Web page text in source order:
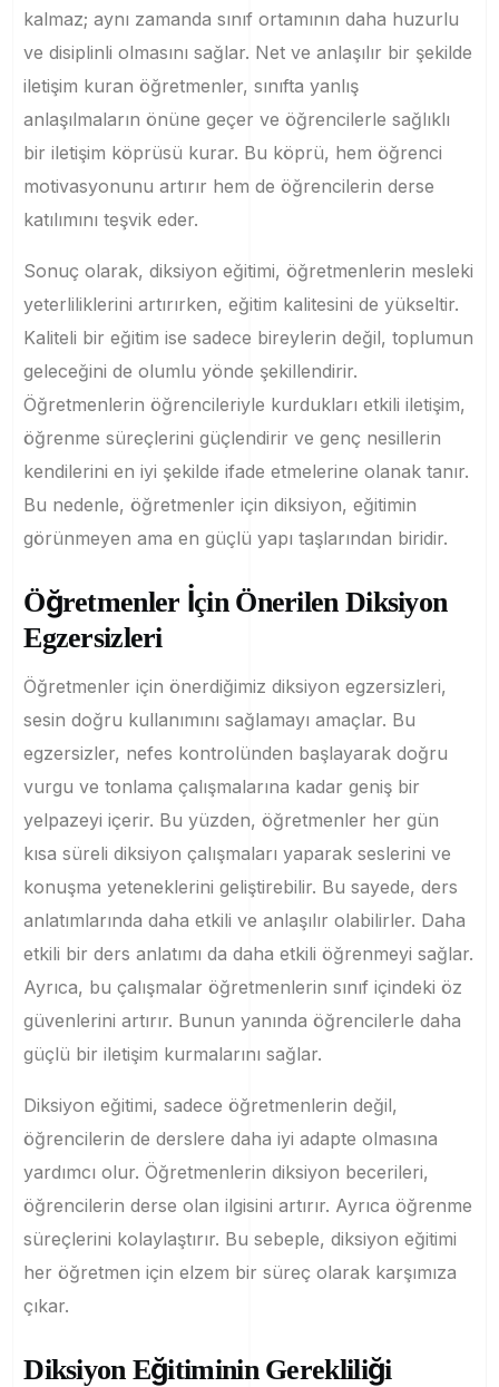
kalmaz; aynı zamanda sınıf ortamının daha huzurlu
ve disiplinli olmasını sağlar. Net ve anlaşılır bir şekilde
iletişim kuran öğretmenler, sınıfta yanlış
anlaşılmaların önüne geçer ve öğrencilerle sağlıklı
bir iletişim köprüsü kurar. Bu köprü, hem öğrenci
motivasyonunu artırır hem de öğrencilerin derse
katılımını teşvik eder.
Sonuç olarak, diksiyon eğitimi, öğretmenlerin mesleki
yeterliliklerini artırırken, eğitim kalitesini de yükseltir.
Kaliteli bir eğitim ise sadece bireylerin değil, toplumun
geleceğini de olumlu yönde şekillendirir.
Öğretmenlerin öğrencileriyle kurdukları etkili iletişim,
öğrenme süreçlerini güçlendirir ve genç nesillerin
kendilerini en iyi şekilde ifade etmelerine olanak tanır.
Bu nedenle, öğretmenler için diksiyon, eğitimin
görünmeyen ama en güçlü yapı taşlarından biridir.
Öğretmenler İçin Önerilen Diksiyon
Egzersizleri
Öğretmenler için önerdiğimiz diksiyon egzersizleri,
sesin doğru kullanımını sağlamayı amaçlar. Bu
egzersizler, nefes kontrolünden başlayarak doğru
vurgu ve tonlama çalışmalarına kadar geniş bir
yelpazeyi içerir. Bu yüzden, öğretmenler her gün
kısa süreli diksiyon çalışmaları yaparak seslerini ve
konuşma yeteneklerini geliştirebilir. Bu sayede, ders
anlatımlarında daha etkili ve anlaşılır olabilirler. Daha
etkili bir ders anlatımı da daha etkili öğrenmeyi sağlar.
Ayrıca, bu çalışmalar öğretmenlerin sınıf içindeki öz
güvenlerini artırır. Bunun yanında öğrencilerle daha
güçlü bir iletişim kurmalarını sağlar.
Diksiyon eğitimi, sadece öğretmenlerin değil,
öğrencilerin de derslere daha iyi adapte olmasına
yardımcı olur. Öğretmenlerin diksiyon becerileri,
öğrencilerin derse olan ilgisini artırır. Ayrıca öğrenme
süreçlerini kolaylaştırır. Bu sebeple, diksiyon eğitimi
her öğretmen için elzem bir süreç olarak karşımıza
çıkar.
Diksiyon Eğitiminin Gerekliliği